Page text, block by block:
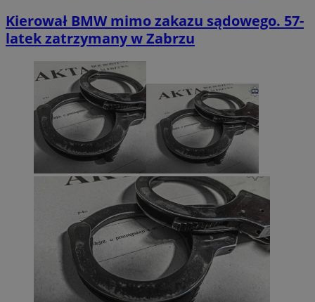
Kierował BMW mimo zakazu sądowego. 57-
latek zatrzymany w Zabrzu